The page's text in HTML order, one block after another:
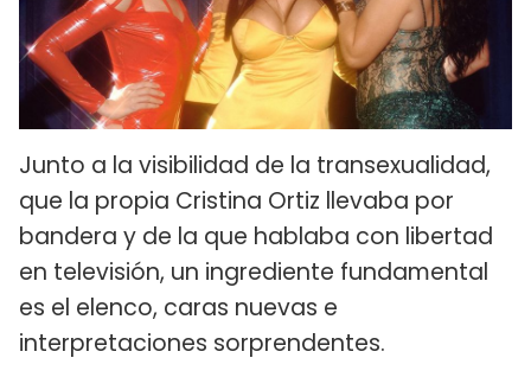
Junto a la visibilidad de la transexualidad,
que la propia Cristina Ortiz llevaba por
bandera y de la que hablaba con libertad
en televisión, un ingrediente fundamental
es el elenco, caras nuevas e
interpretaciones sorprendentes.